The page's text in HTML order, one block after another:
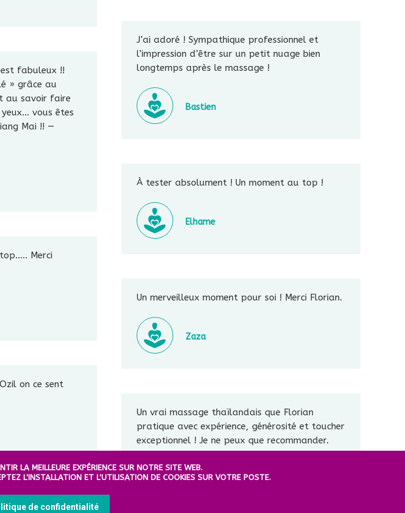
J’ai adoré ! Sympathique professionnel et
l’impression d’être sur un petit nuage bien
longtemps après le massage !
Bastien
est fabuleux !!
» grâce au
au savoir faire
vous êtes
Mai !! —
À tester absolument ! Un moment au top !
Elhame
Merci
Un merveilleux moment pour soi ! Merci Florian.
Zaza
on ce sent
Un vrai massage thaïlandais que Florian
pratique avec expérience, générosité et toucher
exceptionnel ! Je ne peux que recommander.
Catherine
LA MEILLEURE EXPÉRIENCE SUR NOTRE SITE WEB.
L'INSTALLATION ET L'UTILISATION DE COOKIES SUR VOTRE POSTE.
de confidentialité